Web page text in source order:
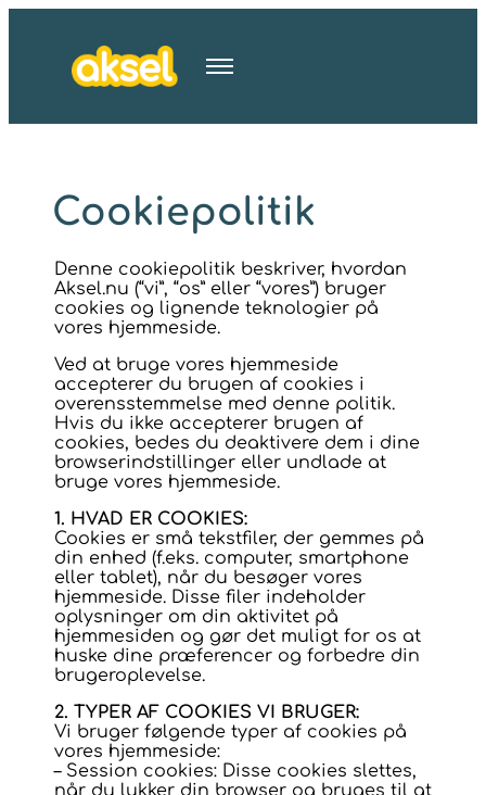
Cookiepolitik
Denne cookiepolitik beskriver, hvordan
Aksel.nu (“vi”, “os” eller “vores”) bruger
cookies og lignende teknologier på
vores hjemmeside.
Ved at bruge vores hjemmeside
accepterer du brugen af cookies i
overensstemmelse med denne politik.
Hvis du ikke accepterer brugen af
cookies, bedes du deaktivere dem i dine
browserindstillinger eller undlade at
bruge vores hjemmeside.
1. HVAD ER COOKIES:
Cookies er små tekstfiler, der gemmes på
din enhed (f.eks. computer, smartphone
eller tablet), når du besøger vores
hjemmeside. Disse filer indeholder
oplysninger om din aktivitet på
hjemmesiden og gør det muligt for os at
huske dine præferencer og forbedre din
brugeroplevelse.
2. TYPER AF COOKIES VI BRUGER:
Vi bruger følgende typer af cookies på
vores hjemmeside:
– Session cookies: Disse cookies slettes,
når du lukker din browser og bruges til at